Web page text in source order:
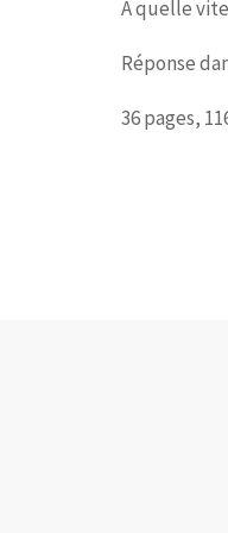
À quelle
Réponse
36 pages,